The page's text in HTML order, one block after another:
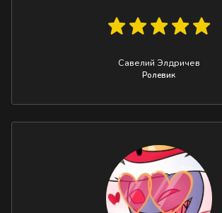
Савелий Элдричев
Ролевик